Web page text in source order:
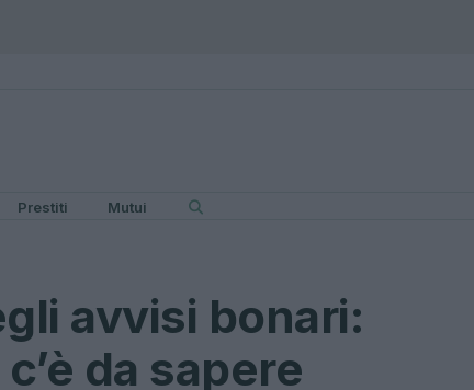
Prestiti Mutui
avvisi bonari:
da sapere